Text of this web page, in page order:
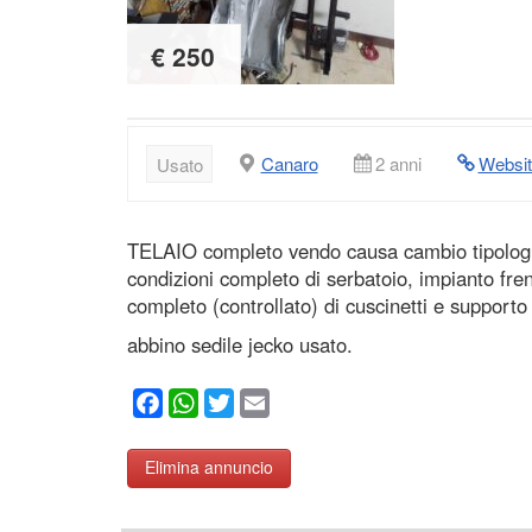
€ 250
Usato Canaro 2 anni
TELAIO completo vendo causa cambio
condizioni completo di serbatoio, impianto
completo (controllato) di cuscinetti e
abbino sedile jecko usato.
Facebook
WhatsApp
Twitter
Elimina annuncio